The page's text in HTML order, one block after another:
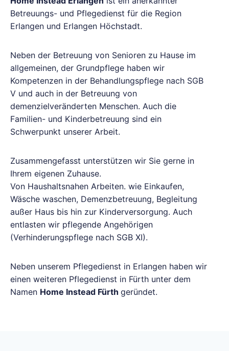
Betreuungs- und Pflegedienst für die Region
Erlangen und Erlangen Höchstadt.
Neben der Betreuung von Senioren zu Hause im
allgemeinen, der Grundpflege haben wir
Kompetenzen in der Behandlungspflege nach SGB
V und auch in der Betreuung von
demenzielveränderten Menschen. Auch die
Familien- und Kinderbetreuung sind ein
Schwerpunkt unserer Arbeit.
Zusammengefasst unterstützen wir Sie gerne in
Ihrem eigenen Zuhause.
Von Haushaltsnahen Arbeiten. wie Einkaufen,
Wäsche waschen, Demenzbetreuung, Begleitung
außer Haus bis hin zur Kinderversorgung. Auch
entlasten wir pflegende Angehörigen
(Verhinderungspflege nach SGB XI).
Neben unserem Pflegedienst in Erlangen haben wir
einen weiteren Pflegedienst in Fürth unter dem
Namen Home Instead Fürth geründet.